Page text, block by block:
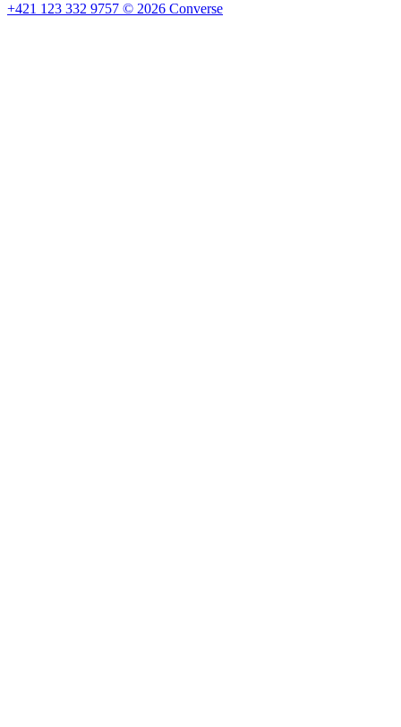
+421 123 332 9757 © 2026 Converse